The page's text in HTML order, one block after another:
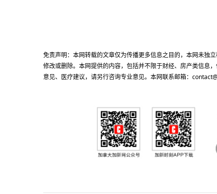
免责声明：本网转载的文章仅为传播更多信息之目的，本网未独
修改或删除。本网提供的内容，包括并不限于财经、房产类信息
意见、医疗建议，请另行咨询专业意见。本网联系邮箱：